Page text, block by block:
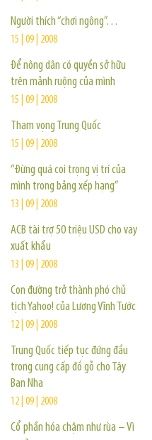
Người thích “chơi ngông”…
15 | 09 | 2008
Để nông dân có quyền sở hữu
trên mảnh ruộng của mình
15 | 09 | 2008
Tham vọng Trung Quốc
15 | 09 | 2008
“Đừng quá coi trọng vị trí của
mình trong bảng xếp hạng”
13 | 09 | 2008
ACB tài trợ 50 triệu USD cho vay
xuất khẩu
13 | 09 | 2008
Con đường trở thành phó chủ
tịch Yahoo! của Lương Vĩnh Tước
12 | 09 | 2008
Trung Quốc tiếp tục đứng đầu
trong cung cấp đồ gỗ cho Tây
Ban Nha
12 | 09 | 2008
Cổ phần hóa chậm như rùa – Vì